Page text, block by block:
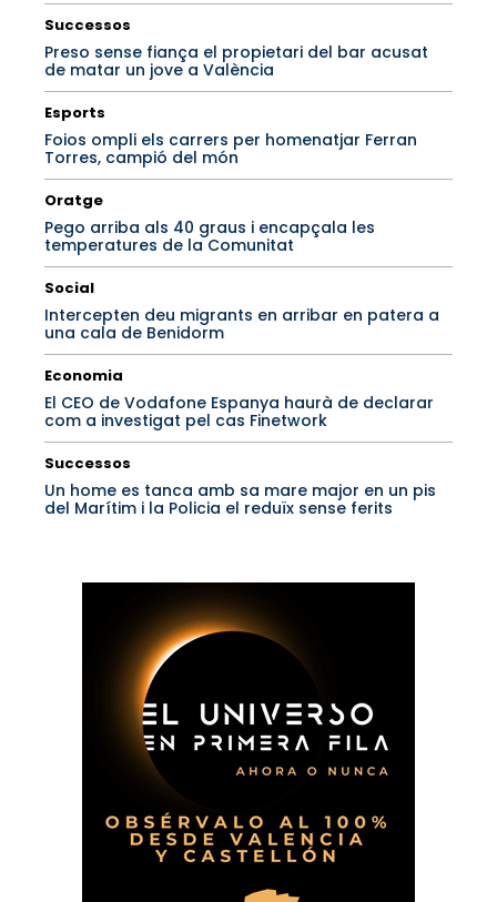
Successos
Preso sense fiança el propietari del bar acusat
de matar un jove a València
Esports
Foios ompli els carrers per homenatjar Ferran
Torres, campió del món
Oratge
Pego arriba als 40 graus i encapçala les
temperatures de la Comunitat
Social
Intercepten deu migrants en arribar en patera a
una cala de Benidorm
Economia
El CEO de Vodafone Espanya haurà de declarar
com a investigat pel cas Finetwork
Successos
Un home es tanca amb sa mare major en un pis
del Marítim i la Policia el reduïx sense ferits